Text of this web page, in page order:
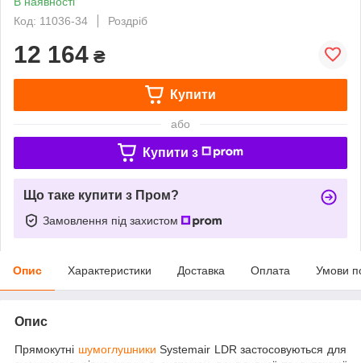
Код: 11036-34
Роздріб
12 164 ₴
Купити
або
Купити з
Що таке купити з Пром?
Замовлення під захистом
Опис Характеристики Доставка Оплата Умови
Опис
Прямокутні шумоглушники Systemair LDR застосовуються для